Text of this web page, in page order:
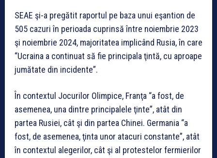
SEAE şi-a pregătit raportul pe baza unui eşantion de
505 cazuri în perioada cuprinsă între noiembrie 2023
şi noiembrie 2024, majoritatea implicând Rusia, în care
“Ucraina a continuat să fie principala ţintă, cu aproape
jumătate din incidente”.
În contextul Jocurilor Olimpice, Franţa “a fost, de
asemenea, una dintre principalele ţinte”, atât din
partea Rusiei, cât şi din partea Chinei. Germania “a
fost, de asemenea, ţinta unor atacuri constante”, atât
în contextul alegerilor, cât şi al protestelor fermierilor